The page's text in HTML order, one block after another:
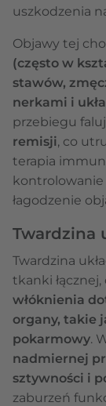
uszkodzenia
Objawy tej
(często w
stawów,
nerkami i
przebiegu
remisji, co
terapia
łagodzenie
Twardzina
Twardzina
tkanki
włóknienia
organy, takie
pokarmowy.
nadmiernej
sztywności i
zaburzeń